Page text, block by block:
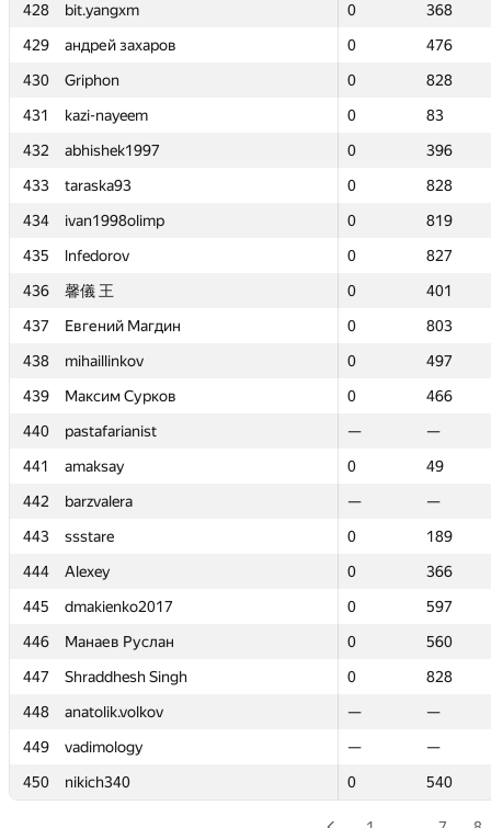
428
bit.yangxm 0
368
429
андрей захаров 0
476
430
Griphon 0
828
431
kazi-nayeem 0
83
432
abhishek1997 0
396
433
taraska93 0
828
434
ivan1998olimp 0
819
435
lnfedorov 0
827
436
馨儀 王 0
401
437
Евгений Магдин 0
803
438
mihaillinkov 0
497
439
Максим Сурков 0
466
440
pastafarianist —
—
441
amaksay 0
49
442
barzvalera —
—
443
ssstare 0
189
444
Alexey 0
366
445
dmakienko2017 0
597
446
Манаев Руслан 0
560
447
Shraddhesh Singh 0
828
448
anatolik.volkov —
—
449
vadimology —
—
450
nikich340 0 540
428
bit.yangxm 0
368
429
андрей захаров 0
476
430
Griphon 0
828
431
kazi-nayeem 0
83
432
abhishek1997 0
396
433
taraska93 0
828
434
ivan1998olimp 0
819
435
lnfedorov 0
827
436
馨儀 王 0
401
437
Евгений Магдин 0
803
438
mihaillinkov 0
497
439
Максим Сурков 0
466
440
pastafarianist —
—
441
amaksay 0
49
442
barzvalera —
—
443
ssstare 0
189
444
Alexey 0
366
445
dmakienko2017 0
597
446
Манаев Руслан 0
560
447
Shraddhesh Singh 0
828
448
anatolik.volkov —
—
449
vadimology —
—
450
nikich340 0 540